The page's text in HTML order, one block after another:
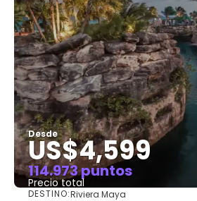
Desde
US$4,599
114.973 puntos
Precio total
DESTINO:Riviera Maya